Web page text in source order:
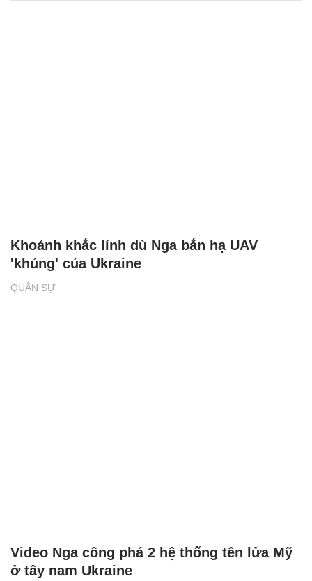
QUÂN SỰ
Khoảnh khắc lính dù Nga bắn hạ UAV
'khủng' của Ukraine
Video Nga công phá 2 hệ thống tên lửa Mỹ
ở tây nam Ukraine